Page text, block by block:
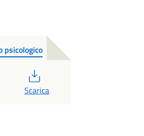
psicologico
Scarica